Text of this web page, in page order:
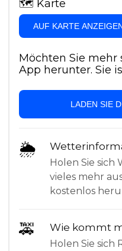
🗺 Karte
AUF KARTE
Möchten Sie mehr
App herunter. Sie
LADEN SIE
🌦
Holen Sie
vieles mehr
kostenlos
🚕 Wie kommt
Holen Sie